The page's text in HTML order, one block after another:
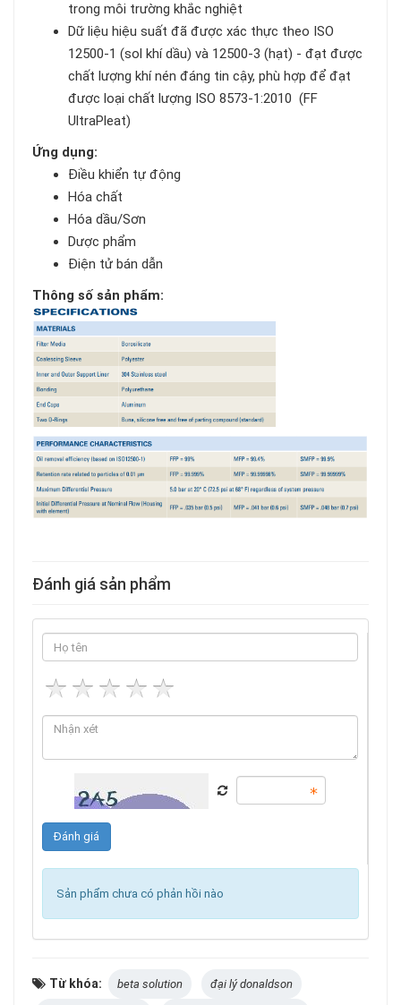
trong môi trường khắc nghiệt
Dữ liệu hiệu suất đã được xác thực theo ISO
12500-1 (sol khí dầu) và 12500-3 (hạt) - đạt được
chất lượng khí nén đáng tin cậy, phù hợp để đạt
được loại chất lượng ISO 8573-1:2010 (FF
UltraPleat)
Ứng dụng:
Điều khiển tự động
Hóa chất
Hóa dầu/Sơn
Dược phẩm
Điện tử bán dẫn
Thông số sản phẩm:
Đánh giá sản phẩm
Sản phẩm chưa có phản hồi nào
Từ khóa: beta solution đại lý donaldson